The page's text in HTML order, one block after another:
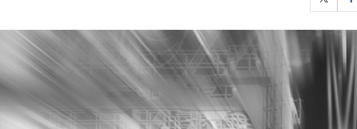
Reputatie & crisis